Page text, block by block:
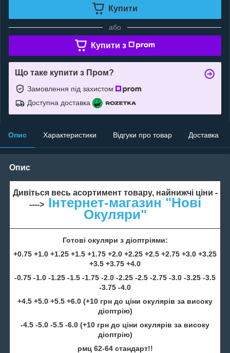
Купити
або
Купити з
Що таке купити з Пром?
Замовлення під захистом
Доступна доставка
Опис Характеристики Відгуки про товар Доставка
Опис
Дивіться весь асортимент товару, найнижчі ціни -
----> Інтернет-магазин "Нові
Окуляри"
Готові окуляри з діоптріями:
+0.75 +1.0 +1.25 +1.5 +1.75 +2.0 +2.25 +2.5 +2.75 +3.0 +3.25
+3.5 +3.75 +4.0
-0.75 -1.0 -1.25 -1.5 -1.75 -2.0 -2.25 -2.5 -2.75 -3.0 -3.25 -3.5
-3.75 -4.0
+4.5 +5.0 +5.5 +6.0 (+10 грн до ціни окулярів за високу
діоптрію)
-4.5 -5.0 -5.5 -6.0 (+10 грн до ціни окулярів за високу
діоптрію)
рмц 62-64 стандарт!!